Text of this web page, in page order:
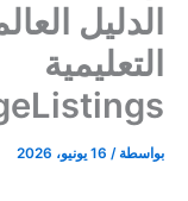
الدليل
التعليمية
بواسطة / 16 يونيو، 2026